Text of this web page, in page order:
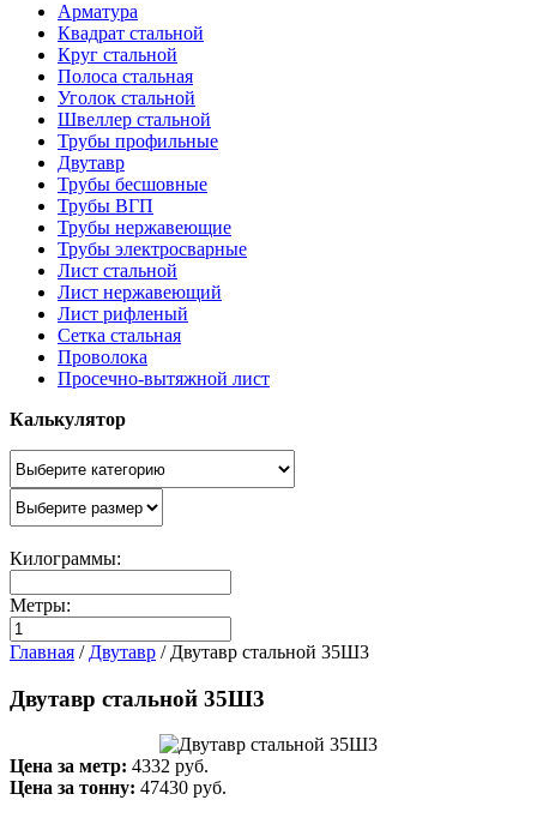
Арматура
Квадрат стальной
Круг стальной
Полоса стальная
Уголок стальной
Швеллер стальной
Трубы профильные
Двутавр
Трубы бесшовные
Трубы ВГП
Трубы нержавеющие
Трубы электросварные
Лист стальной
Лист нержавеющий
Лист рифленый
Сетка стальная
Проволока
Просечно-вытяжной лист
Калькулятор
Килограммы:
Метры:
Главная / Двутавр / Двутавр стальной 35Ш3
Двутавр стальной 35Ш3
Цена за метр: 4332 руб.
Цена за тонну: 47430 руб.